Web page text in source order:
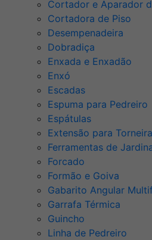
Cortador e Aparador
Cortadora de Piso
Desempenadeira
Dobradiça
Enxada e Enxadão
Enxó
Escadas
Espuma para Pedreiro
Espátulas
Extensão para Torneira
Ferramentas de
Forcado
Formão e Goiva
Gabarito Angular
Garrafa Térmica
Guincho
Linha de Pedreiro